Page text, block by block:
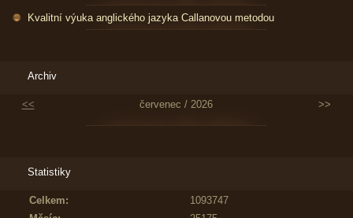
Kvalitní výuka anglického jazyka Callanovou metodou
Archiv
<< červenec / 2026 >>
Statistiky
Celkem:
1093747